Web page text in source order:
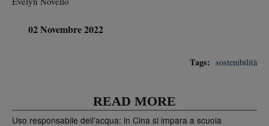
02 Novembre 2022
Tags: sostenibilità
READ MORE
Uso responsabile dell’acqua: in Cina si impara a scuola